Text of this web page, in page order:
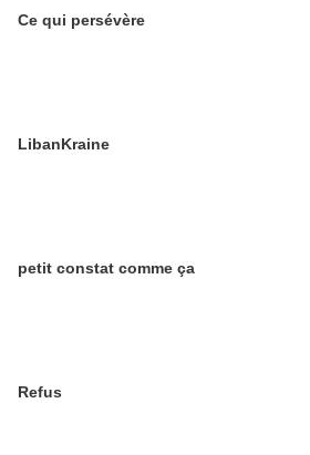
Ce qui persévère
LibanKraine
petit constat comme ça
Refus